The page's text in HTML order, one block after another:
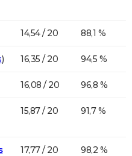
14,54 / 20 88,1 %
) 16,35 / 20 94,5 %
16,08 / 20 96,8 %
15,87 / 20 91,7 %
17,77 / 20 98,2 %